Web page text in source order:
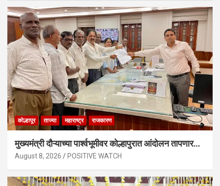
कोल्हापूर ताज्या महाराष्ट्र राजकारण
मुख्यमंत्री दौऱ्याच्या पार्श्वभूमीवर कोल्हापुरात आंदोलन तापणार…
August 8, 2026 POSITIVE WATCH